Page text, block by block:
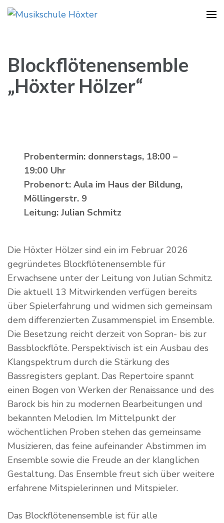
Blockflötenensemble
„Höxter Hölzer“
Probentermin: donnerstags, 18:00 –
19:00 Uhr
Probenort: Aula im Haus der Bildung,
Möllingerstr. 9
Leitung: Julian Schmitz
Die Höxter Hölzer sind ein im Februar 2026
gegründetes Blockflötenensemble für
Erwachsene unter der Leitung von Julian Schmitz.
Die aktuell 13 Mitwirkenden verfügen bereits
über Spielerfahrung und widmen sich gemeinsam
dem differenzierten Zusammenspiel im Ensemble.
Die Besetzung reicht derzeit von Sopran- bis zur
Bassblockflöte. Perspektivisch ist ein Ausbau des
Klangspektrum durch die Stärkung des
Bassregisters geplant. Das Repertoire spannt
einen Bogen von Werken der Renaissance und des
Barock bis hin zu modernen Bearbeitungen und
bekannten Melodien. Im Mittelpunkt der
wöchentlichen Proben stehen das gemeinsame
Musizieren, das feine aufeinander Abstimmen im
Ensemble sowie die Freude an der klanglichen
Gestaltung. Das Ensemble freut sich über weitere
erfahrene Mitspielerinnen und Mitspieler.
Das Blockflötenensemble ist für alle